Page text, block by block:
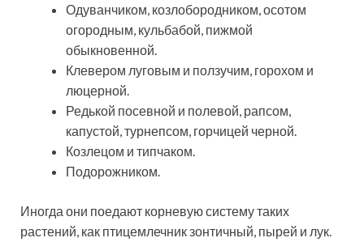
Одуванчиком, козлобородником, осотом
огородным, кульбабой, пижмой
обыкновенной.
Клевером луговым и ползучим, горохом и
люцерной.
Редькой посевной и полевой, рапсом,
капустой, турнепсом, горчицей черной.
Козлецом и типчаком.
Подорожником.
Иногда они поедают корневую систему таких
растений, как птицемлечник зонтичный, пырей и лук.